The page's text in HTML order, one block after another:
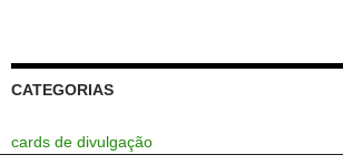
CATEGORIAS
cards de divulgação